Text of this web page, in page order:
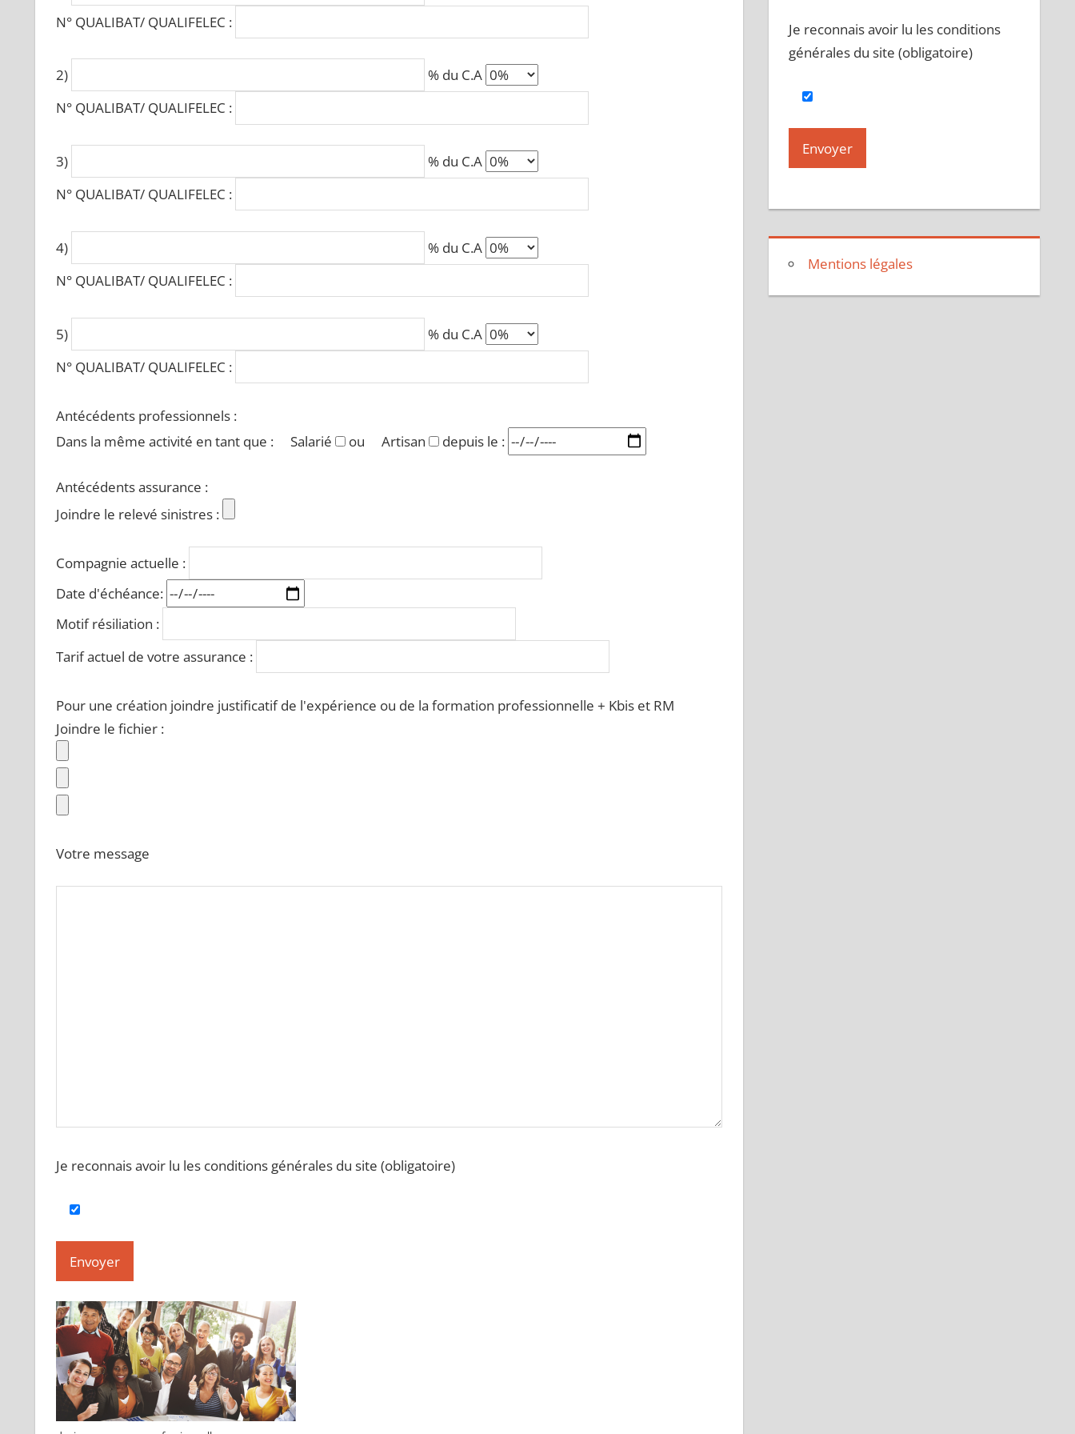
N° QUALIBAT/ QUALIFELEC :
2)
% du C.A
N° QUALIBAT/ QUALIFELEC :
3)
% du C.A
N° QUALIBAT/ QUALIFELEC :
4)
% du C.A
N° QUALIBAT/ QUALIFELEC :
5)
% du C.A
N° QUALIBAT/ QUALIFELEC :
Antécédents professionnels :
Dans la même activité en tant que :
Salarié ou Artisan depuis le :
Antécédents assurance :
Joindre le relevé sinistres :
Compagnie actuelle :
Date d'échéance:
Motif résiliation :
Tarif actuel de votre assurance :
Pour une création joindre justificatif de l'expérience ou de la formation professionnelle + Kbis et RM
Joindre le fichier :
Votre message
Je reconnais avoir lu les conditions générales du site (obligatoire)
Je reconnais avoir lu les conditions
générales du site (obligatoire)
Mentions légales